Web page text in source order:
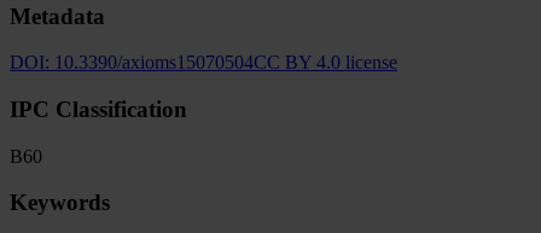
Metadata
DOI: 10.3390/axioms15070504CC BY 4.0 license
IPC Classification
B60
Keywords